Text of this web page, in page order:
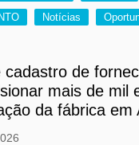
Notícias
cadastro de
mais de mil
da fábrica em